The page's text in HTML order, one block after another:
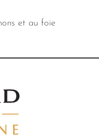
et au foie